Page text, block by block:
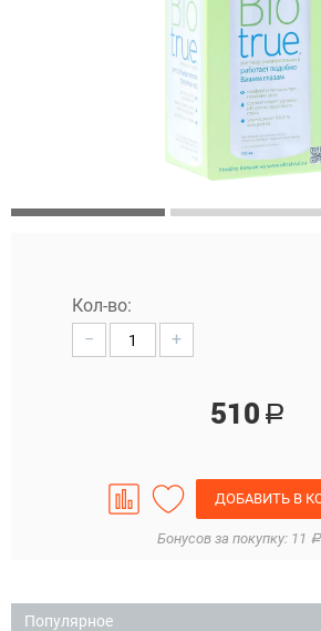
Кол-во:
−
+
510 Р
ДОБАВИТЬ В
Бонусов за покупку: 11 Р
Популярное